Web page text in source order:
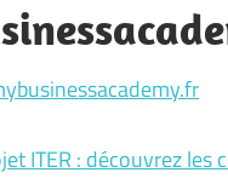
ITER : découvrez